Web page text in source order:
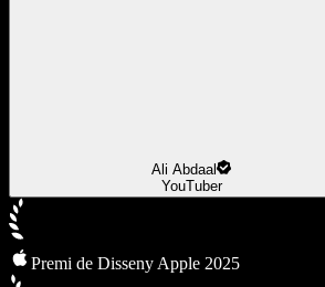
Ali Abdaal
YouTuber
Premi de Disseny Apple 2025